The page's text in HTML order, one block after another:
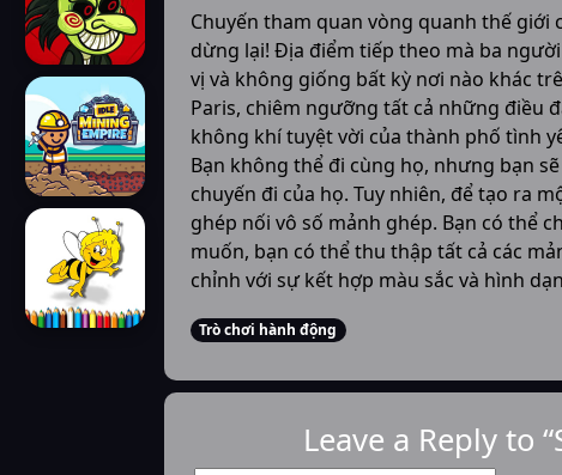
Chuyến tham quan vòng quanh thế giới
dừng lại! Địa điểm tiếp theo mà ba
vị và không giống bất kỳ nơi nào khác
Paris, chiêm ngưỡng tất cả những điều
không khí tuyệt vời của thành phố tình
Bạn không thể đi cùng họ, nhưng bạn
chuyến đi của họ. Tuy nhiên, để tạo ra
ghép nối vô số mảnh ghép. Bạn có thể
muốn, bạn có thể thu thập tất cả các
chỉnh với sự kết hợp màu sắc và hình
Trò chơi hành động
Leave a Reply to